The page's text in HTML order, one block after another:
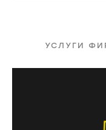
УСЛУГИ